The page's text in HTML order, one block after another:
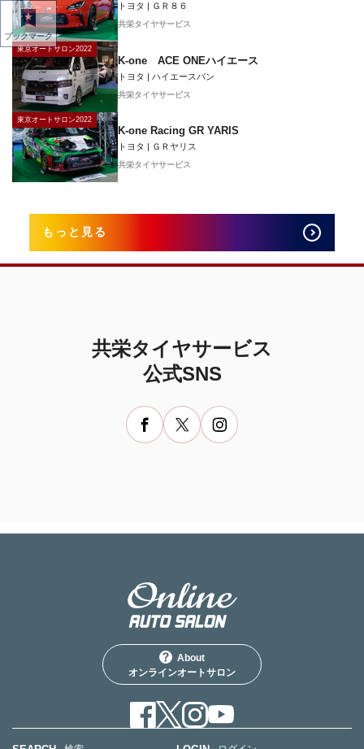
トヨタ | ＧＲ８６
共栄タイヤサービス
東京オートサロン2022
K-one ACE ONEハイエース
トヨタ | ハイエースバン
共栄タイヤサービス
東京オートサロン2022
K-one Racing GR YARIS
トヨタ | ＧＲヤリス
共栄タイヤサービス
もっと見る
共栄タイヤサービス
公式SNS
ブックマーク
About
オンラインオートサロン